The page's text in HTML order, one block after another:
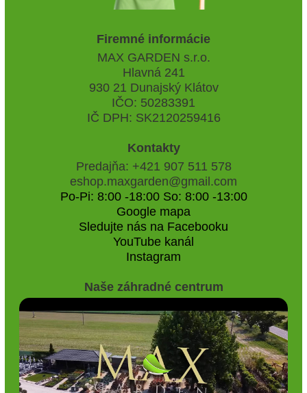
Firemné informácie
MAX GARDEN s.r.o.
Hlavná 241
930 21 Dunajský Klátov
IČO: 50283391
IČ DPH: SK2120259416
Kontakty
Predajňa: +421 907 511 578
eshop.maxgarden@gmail.com
Po-Pi: 8:00 -18:00 So: 8:00 -13:00
Google mapa
Sledujte nás na Facebooku
YouTube kanál
Instagram
Naše záhradné centrum